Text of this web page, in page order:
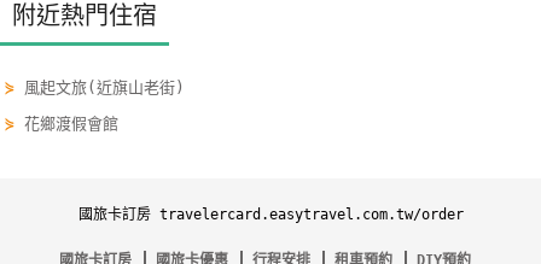
客
滿
附近熱門住宿
⋟ 風起文旅(近旗山老街)
⋟花鄉渡假會館
國旅卡訂房 travelercard.easytravel.com.tw/order
國旅卡訂房 國旅卡優惠 行程安排 租車預約 DIY預約